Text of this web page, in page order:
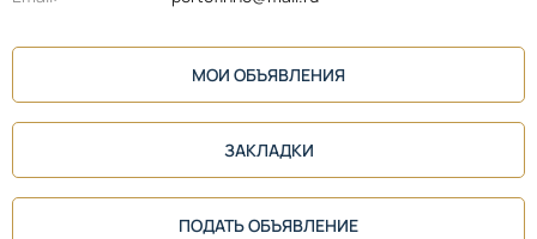
МОИ ОБЪЯВЛЕНИЯ
ЗАКЛАДКИ
ПОДАТЬ ОБЪЯВЛЕНИЕ